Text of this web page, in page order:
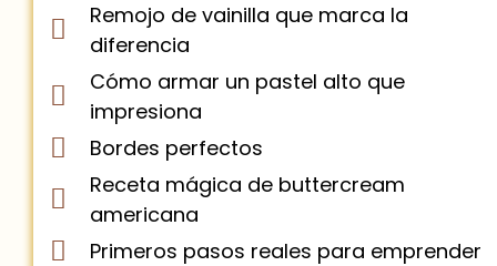
Remojo de vainilla que marca la
diferencia
Cómo armar un pastel alto que
impresiona
Bordes perfectos
Receta mágica de buttercream
americana
Primeros pasos reales para emprender